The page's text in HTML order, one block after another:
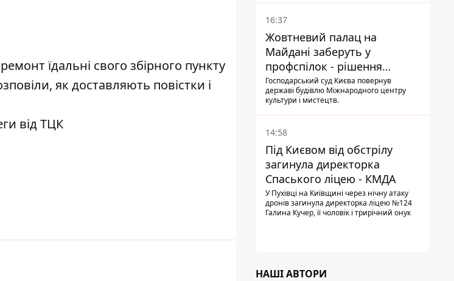
їдальні свого збірного пункту
як доставляють повістки і
від ТЦК
прибув налагодити комунікацію
16:37
Жовтневий палац на
Майдані заберуть у
профспілок - рішення
Господарського суду
Господарський суд Києва повернув
державі будівлю Міжнародного центру
культури і мистецтв.
14:58
Під Києвом від обстрілу
загинула директорка
Спаського ліцею - КМДА
У Пухівці на Київщині через нічну атаку
дронів загинула директорка ліцею №124
Галина Кучер, її чоловік і трирічний онук
НАШІ АВТОРИ